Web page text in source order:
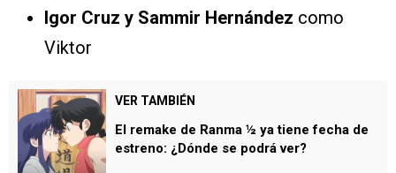
Igor Cruz y Sammir Hernández como
Viktor
VER TAMBIÉN
El remake de Ranma ½ ya tiene fecha de
estreno: ¿Dónde se podrá ver?